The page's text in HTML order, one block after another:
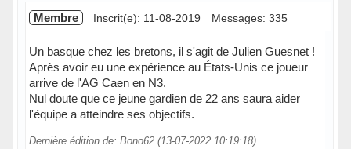
Membre Inscrit(e): 11-08-2019 Messages: 335
Un basque chez les bretons, il s'agit de Julien Guesnet !
Après avoir eu une expérience au États-Unis ce joueur
arrive de l'AG Caen en N3.
Nul doute que ce jeune gardien de 22 ans saura aider
l'équipe a atteindre ses objectifs.
Dernière édition de: Bono62 (13-07-2022 10:19:18)